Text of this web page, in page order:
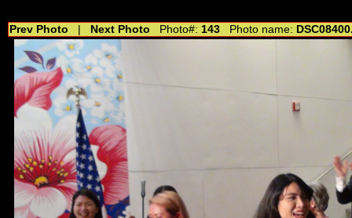
Prev Photo Next Photo Photo#: 143 Photo name: